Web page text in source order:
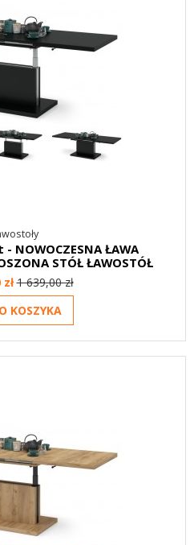
NOWOCZESNA ŁAWA
STÓŁ ŁAWOSTÓŁ
zł1 639,00 zł
KOSZYKA